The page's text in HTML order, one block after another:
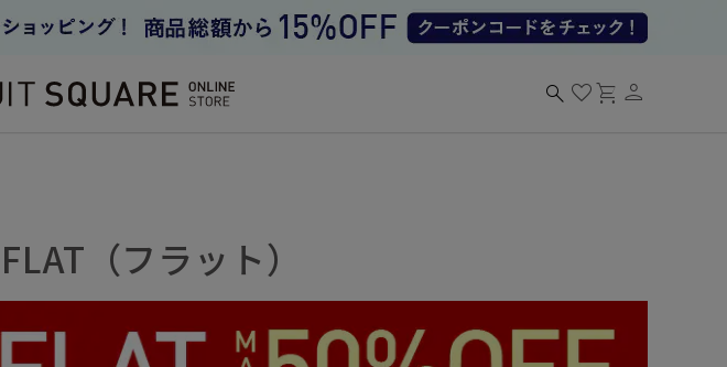
search favoriteshopping_cart person
FLAT（フラット）